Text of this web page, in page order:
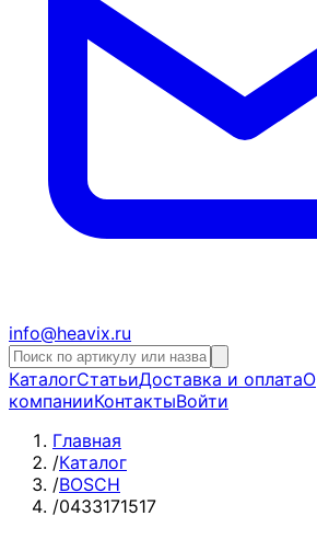
info@heavix.ru
КаталогСтатьиДоставка и оплатаО
компанииКонтактыВойти
Главная
/Каталог
/BOSCH
/0433171517